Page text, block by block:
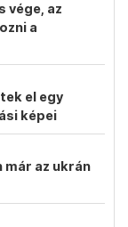
vége, az
a
el egy
képei
már az ukrán